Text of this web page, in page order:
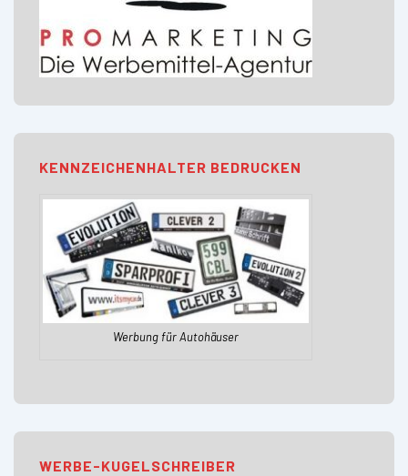
KENNZEICHENHALTER BEDRUCKEN
Werbung für Autohäuser
WERBE-KUGELSCHREIBER